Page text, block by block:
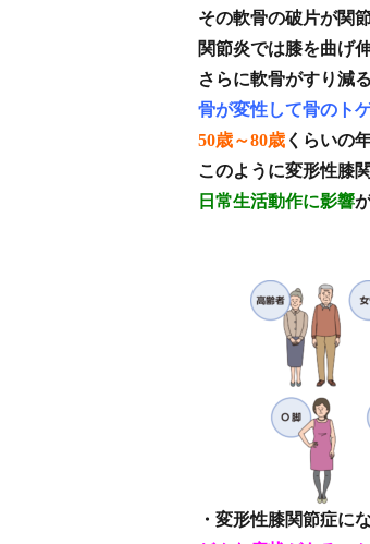
その軟骨の破片が関
関節炎では膝を曲げ
さらに軟骨がすり減
骨が変性して骨のト
50歳～80歳 くらいの
このように変形性膝
日常生活動作に影響
・変形性膝関節症に